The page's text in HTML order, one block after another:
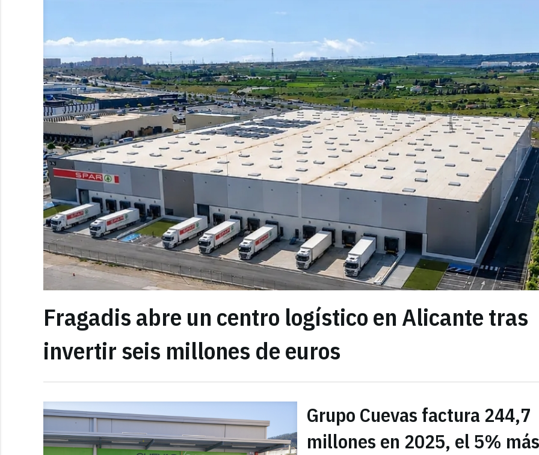
Fragadis abre un centro logístico en Alicante tras
invertir seis millones de euros
Grupo Cuevas factura 244,7
millones en 2025, el 5% más